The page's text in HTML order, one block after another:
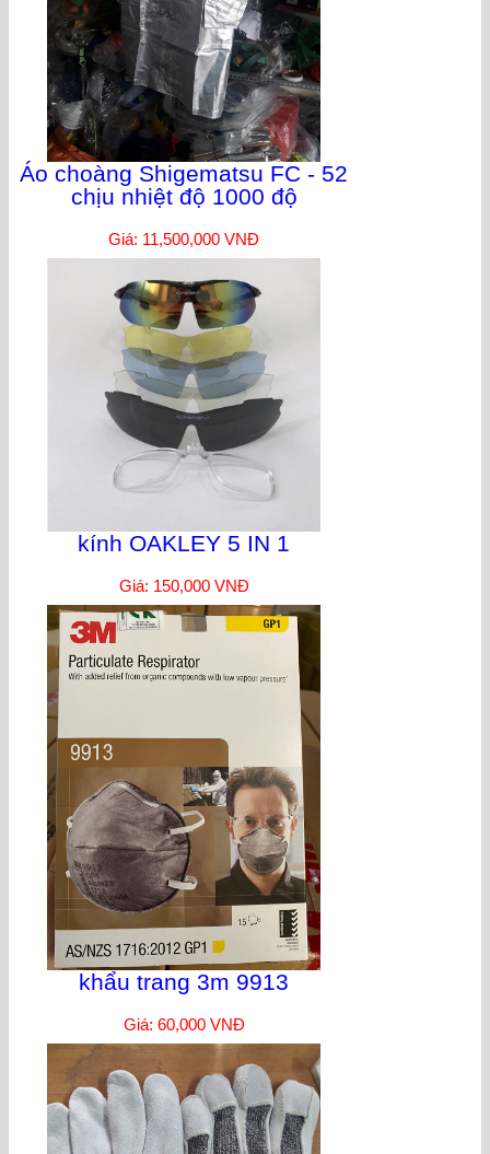
Áo choàng Shigematsu FC - 52
chịu nhiệt độ 1000 độ
Giá: 11,500,000 VNĐ
kính OAKLEY 5 IN 1
Giá: 150,000 VNĐ
khẩu trang 3m 9913
Giá: 60,000 VNĐ